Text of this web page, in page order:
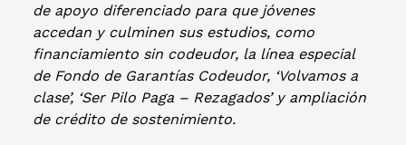
de apoyo diferenciado para que jóvenes
accedan y culminen sus estudios, como
financiamiento sin codeudor, la línea especial
de Fondo de Garantías Codeudor, ‘Volvamos a
clase’, ‘Ser Pilo Paga – Rezagados’ y ampliación
de crédito de sostenimiento.